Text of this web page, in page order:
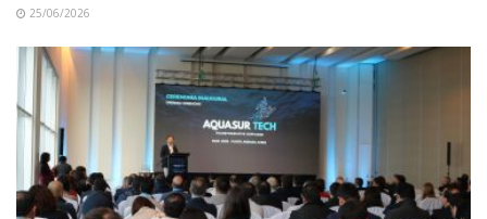
25/06/2026